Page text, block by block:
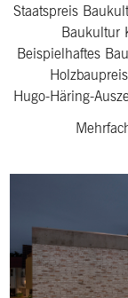
Staatspreis
Baukultur
Beispielhaftes
Hugo-Häring-